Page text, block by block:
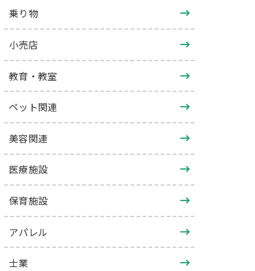
乗り物
小売店
教育・教室
ペット関連
美容関連
医療施設
保育施設
アパレル
士業